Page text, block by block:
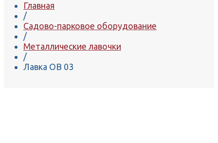
Главная
/
Садово-парковое оборудование
/
Металлические лавочки
/
Лавка ОВ 03